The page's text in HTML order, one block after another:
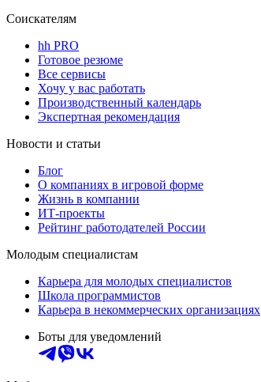
Соискателям
hh PRO
Готовое резюме
Все сервисы
Хочу у вас работать
Производственный календарь
Экспертная рекомендация
Новости и статьи
Блог
О компаниях в игровой форме
Жизнь в компании
ИТ-проекты
Рейтинг работодателей России
Молодым специалистам
Карьера для молодых специалистов
Школа программистов
Карьера в некоммерческих организациях
Боты для уведомлений